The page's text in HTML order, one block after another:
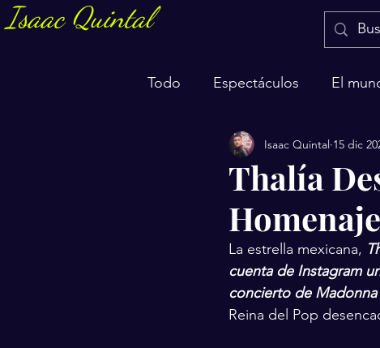
Isaac Quintal
Todo Espectáculos El
Marketing y negocios
Thalía
Isaac Quintal 15 dic
La estrella mexicana,
cuenta de Instagram
concierto de Madonna
Reina del Pop